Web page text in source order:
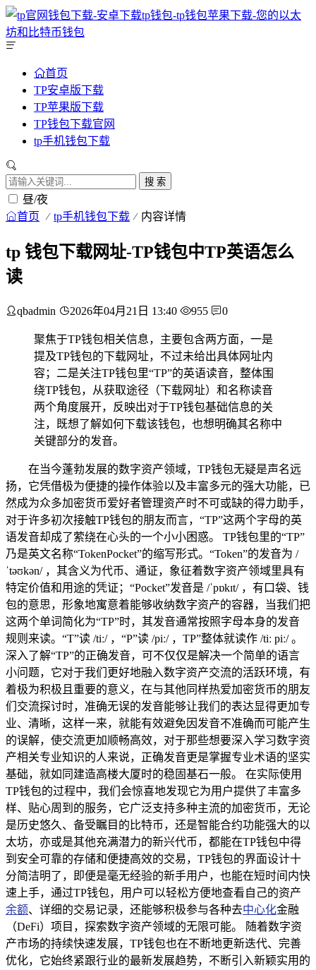
首页
TP安卓版下载
TP苹果版下载
TP钱包下载官网
tp手机钱包下载
搜 索
昼/夜
首页 tp手机钱包下载 内容详情
tp 钱包下载网址-TP钱包中TP英语怎么
读
qbadmin 2026年04月21日 13:40 955 0
聚焦于TP钱包相关信息，主要包含两方面，一是
提及TP钱包的下载网址，不过未给出具体网址内
容；二是关注TP钱包里“TP”的英语读音，整体围
绕TP钱包，从获取途径（下载网址）和名称读音
两个角度展开，反映出对于TP钱包基础信息的关
注，既想了解如何下载该钱包，也想明确其名称中
关键部分的发音。
在当今蓬勃发展的数字资产领域，TP钱包无疑是声名远
扬，它凭借极为便捷的操作体验以及丰富多元的强大功能，已
然成为众多加密货币爱好者管理资产时不可或缺的得力助手，
对于许多初次接触TP钱包的朋友而言，“TP”这两个字母的英
语发音却成了萦绕在心头的一个小小困惑。 TP钱包里的“TP”
乃是英文名称“TokenPocket”的缩写形式。“Token”的发音为 /
ˈtəʊkən/ ，其含义为代币、通证，象征着数字资产领域里具有
特定价值和用途的凭证；“Pocket”发音是 /ˈpɒkɪt/ ，有口袋、钱
包的意思，形象地寓意着能够收纳数字资产的容器，当我们把
这两个单词简化为“TP”时，其发音通常按照字母本身的发音
规则来读。“T”读 /tiː/ ，“P”读 /piː/ ，TP”整体就读作 /tiː piː/ 。
深入了解“TP”的正确发音，可不仅仅是解决一个简单的语言
小问题，它对于我们更好地融入数字资产交流的活跃环境，有
着极为积极且重要的意义，在与其他同样热爱加密货币的朋友
们交流探讨时，准确无误的发音能够让我们的表达显得更加专
业、清晰，这样一来，就能有效避免因发音不准确而可能产生
的误解，使交流更加顺畅高效，对于那些想要深入学习数字资
产相关专业知识的人来说，正确发音更是掌握专业术语的坚实
基础，就如同建造高楼大厦时的稳固基石一般。 在实际使用
TP钱包的过程中，我们会惊喜地发现它为用户提供了丰富多
样、贴心周到的服务，它广泛支持多种主流的加密货币，无论
是历史悠久、备受瞩目的比特币，还是智能合约功能强大的以
太坊，亦或是其他充满潜力的新兴代币，都能在TP钱包中得
到安全可靠的存储和便捷高效的交易，TP钱包的界面设计十
分简洁明了，即便是毫无经验的新手用户，也能在短时间内快
速上手，通过TP钱包，用户可以轻松方便地查看自己的资产
余额、详细的交易记录，还能够积极参与各种去中心化金融
（DeFi）项目，探索数字资产领域的无限可能。 随着数字资
产市场的持续快速发展，TP钱包也在不断地更新迭代、完善
优化，它始终紧跟行业的最新发展趋势，不断引入新颖实用的